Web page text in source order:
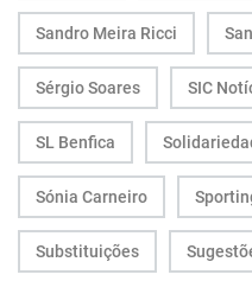
Sandro Meira Ricci
Sérgio Soares SIC
SL Benfica
Sónia Carneiro
Substituições